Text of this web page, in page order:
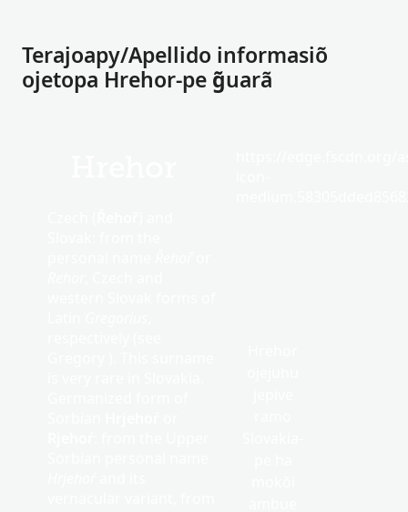
Terajoapy/Apellido informasiõ
ojetopa Hrehor-pe g̃uarã